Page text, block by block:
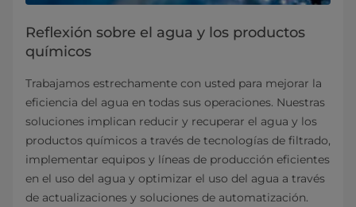
Reflexión sobre el agua y los productos
químicos
Trabajamos estrechamente con usted para mejorar la
eficiencia del agua en todas sus operaciones. Nuestras
soluciones implican reducir y recuperar el agua y los
productos químicos a través de tecnologías de filtrado,
implementar equipos y líneas de producción eficientes
en el uso del agua y optimizar el uso del agua a través
de actualizaciones y soluciones de automatización.